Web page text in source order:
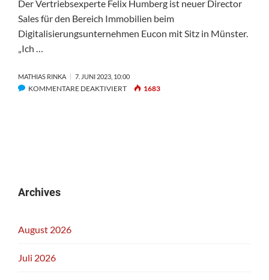
Der Vertriebsexperte Felix Humberg ist neuer Director
Sales für den Bereich Immobilien beim
Digitalisierungsunternehmen Eucon mit Sitz in Münster.
„Ich …
MATHIAS RINKA 7. JUNI 2023, 10:00
KOMMENTARE DEAKTIVIERTFÜR 1683
Archives
August 2026
Juli 2026